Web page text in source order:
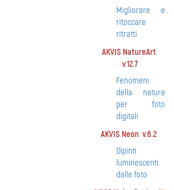
Migliorare e
ritoccare
ritratti
AKVIS NatureArt
v.12.7
Fenomeni
della natura
per foto
digitali
AKVIS Neon v.6.2
Dipinti
luminescenti
dalle foto